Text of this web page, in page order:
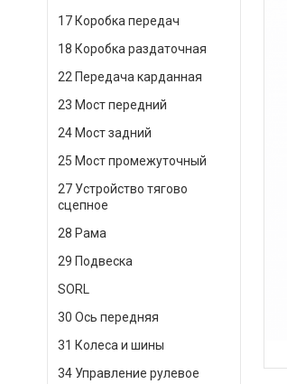
17 Коробка передач
18 Коробка раздаточная
22 Передача карданная
23 Мост передний
24 Мост задний
25 Мост промежуточный
27 Устройство тягово
сцепное
28 Рама
29 Подвеска
SORL
30 Ось передняя
31 Колеса и шины
34 Управление рулевое